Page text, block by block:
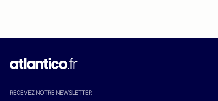
RECEVEZ NOTRE NEWSLETTER